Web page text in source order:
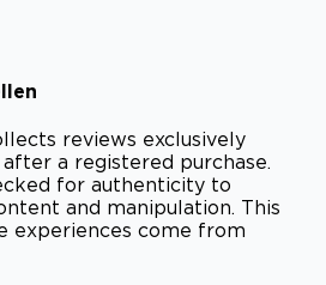
reviews exclusively
a registered purchase.
for authenticity to
and manipulation. This
experiences come from